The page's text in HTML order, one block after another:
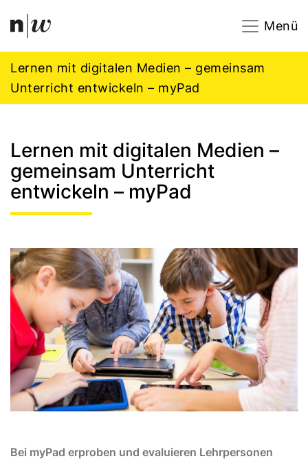
Navigation
Menü
Lernen mit digitalen Medien – gemeinsam
Unterricht entwickeln – myPad
Lernen mit digitalen Medien –
gemeinsam Unterricht
entwickeln – myPad
Bei myPad erproben und evaluieren Lehrpersonen
Footer